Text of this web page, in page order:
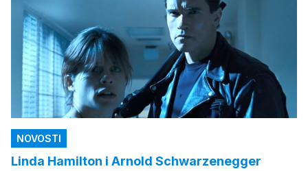
NOVOSTI
Linda Hamilton i Arnold Schwarzenegger